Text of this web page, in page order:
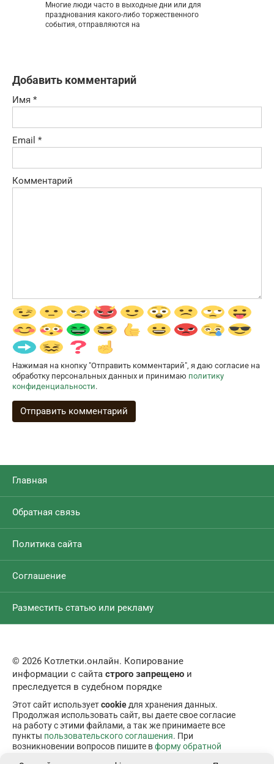
Многие люди часто в выходные дни или для
празднования какого-либо торжественного
события, отправляются на
Добавить комментарий
Имя *
Email *
Комментарий
Нажимая на кнопку "Отправить комментарий", я даю согласие на
обработку персональных данных и принимаю политику
конфиденциальности.
Главная
Обратная связь
Политика сайта
Соглашение
Разместить статью или рекламу
© 2026 Котлетки.онлайн. Копирование
информации с сайта строго запрещено и
преследуется в судебном порядке
Этот сайт используетcookie для хранения данных.
Продолжая использовать сайт, вы даете свое согласие
на работу с этими файлами, а так же принимаете все
пункты пользовательского соглашения. При
возникновении вопросов пишите вформу обратной